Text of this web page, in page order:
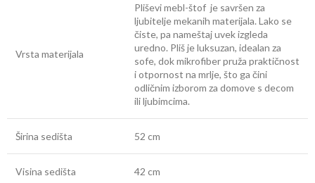
Vrsta materijala
Pliševi mebl-štof je savršen za
ljubitelje mekanih materijala. Lako se
čiste, pa nameštaj uvek izgleda
uredno. Pliš je luksuzan, idealan za
sofe, dok mikrofiber pruža praktičnost
i otpornost na mrlje, što ga čini
odličnim izborom za domove s decom
ili ljubimcima.
Širina sedišta 52 cm
Visina sedišta 42 cm